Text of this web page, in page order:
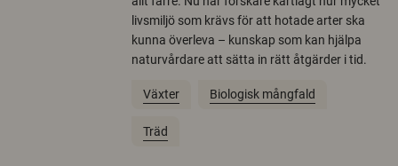
livsmiljö som krävs för att hotade arter ska
kunna överleva – kunskap som kan hjälpa
naturvårdare att sätta in rätt åtgärder i tid.
Växter Biologisk mångfald
Träd